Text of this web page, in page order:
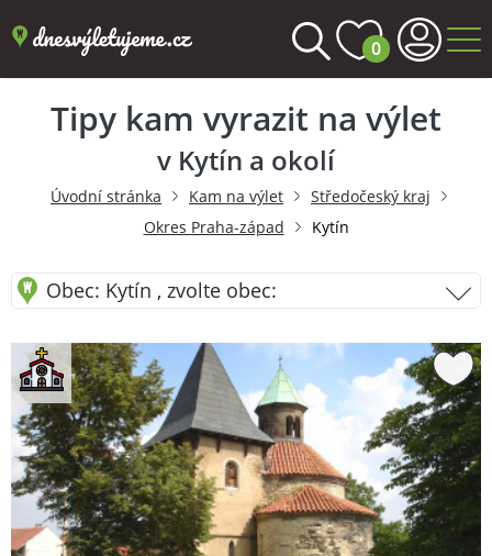
0
Tipy kam vyrazit na výlet
v Kytín a okolí
Úvodní stránka Kam na výlet
Středočeský kraj
Okres Praha-západ
Kytín
Obec: Kytín , zvolte obec: